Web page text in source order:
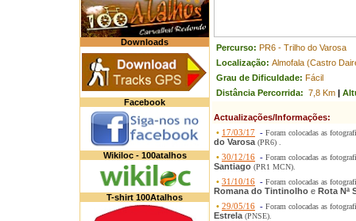
Downloads
Facebook
Wikiloc - 100atalhos
T-shirt 100Atalhos
Percurso: PR6 - Trilho do Varosa
Localização: Almofala (Castro
Grau de Dificuldade: Fácil
Distância Percorrida: 7,8 Km |
Actualizações/Informações:
• 17/03/17 - Foram colocadas as
do Varosa (PR6) .
• 30/12/16 - Foram colocadas as
Santiago (PR1 MCN).
• 31/10/16 - Foram colocadas as
Romana do Tintinolho e Rota Nª
• 29/05/16 - Foram colocadas as
Estrela (PNSE).